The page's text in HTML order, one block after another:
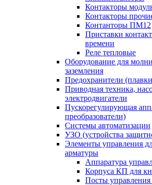
Контакторы
Контакторы
Контанторы ПМ12
Приставки
времени
Реле тепловые
Оборудование для
заземления
Предохранители
Приводная техника,
электродвигатели
Пускорегулирующая
преобразователи)
Системы автоматизации
УЗО (устройства
Элементы управления
арматуры
Аппаратура
Корпуса КП для
Посты